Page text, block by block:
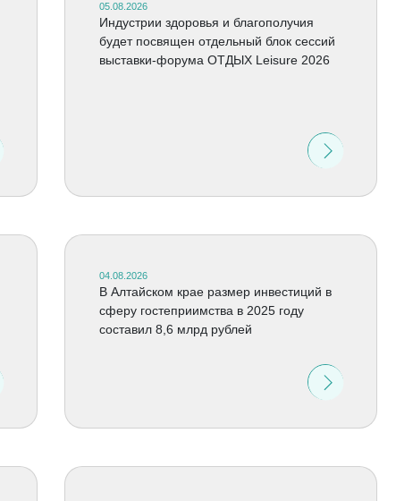
05.08.2026
Индустрии здоровья и благополучия
будет посвящен отдельный блок сессий
выставки-форума ОТДЫХ Leisure 2026
04.08.2026
В Алтайском крае размер инвестиций в
сферу гостеприимства в 2025 году
составил 8,6 млрд рублей